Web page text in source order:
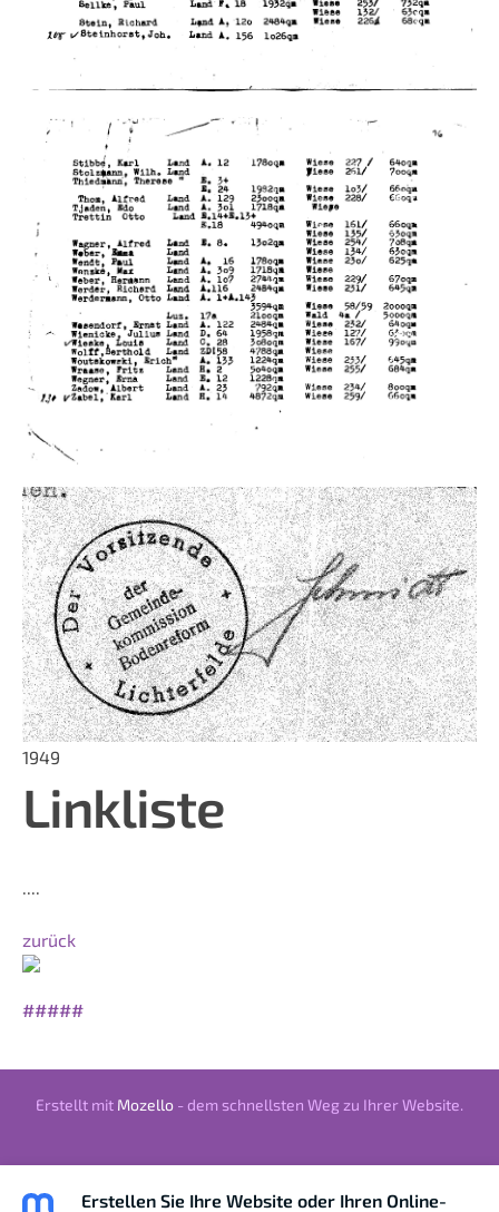
1949
Linkliste
....
zurück
#####
Erstellt mit Mozello - dem schnellsten Weg zu Ihrer Website.
Erstellen Sie Ihre Website oder Ihren Online-